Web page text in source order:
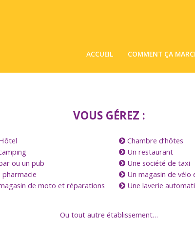
ACCUEIL COMMENT ÇA
VOUS GÉREZ :
Chambre d’hôtes
Un restaurant
ou un pub
Une société de taxi
Un magasin de vélo
de moto et réparations
Une laverie
Ou tout autre établissement…